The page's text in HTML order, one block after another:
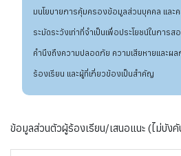
มนโยบายการคุ้มครองข้อมูลส่วนบุคคล และ
ระมัดระวังเท่าที่จำเป็นเพื่อประโยชน์ในการ
คำนึงถึงความปลอดภัย ความเสียหายและผล
ร้องเรียน และผู้ที่เกี่ยวข้องเป็นสำคัญ
ข้อมูลส่วนตัวผู้ร้องเรียน/เสนอแนะ (ไม่บังคั